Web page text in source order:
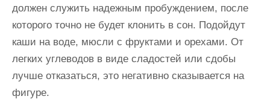
должен служить надежным пробуждением, после
которого точно не будет клонить в сон. Подойдут
каши на воде, мюсли с фруктами и орехами. От
легких углеводов в виде сладостей или сдобы
лучше отказаться, это негативно сказывается на
фигуре.